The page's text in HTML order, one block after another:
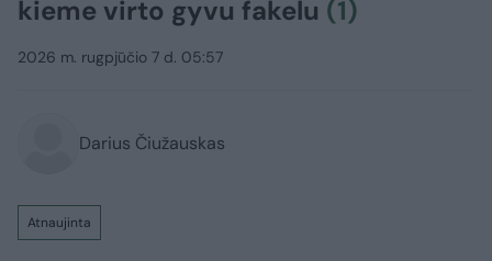
kieme virto gyvu fakelu (1)
2026 m. rugpjūčio 7 d. 05:57
Darius Čiužauskas
Atnaujinta